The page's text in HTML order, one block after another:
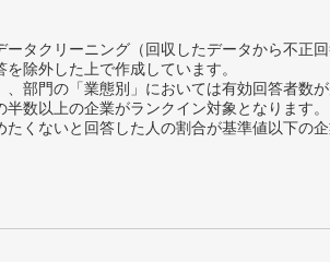
タクリーニング（回収したデータから不正回
除外した上で作成しています。
部門の「業態別」においては有効回答者数
数以上の企業がランクイン対象となります。
くないと回答した人の割合が基準値以下の企